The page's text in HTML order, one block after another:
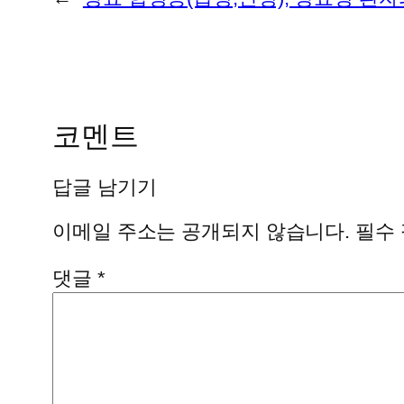
코멘트
답글 남기기
이메일 주소는 공개되지 않습니다. 필수
댓글 *